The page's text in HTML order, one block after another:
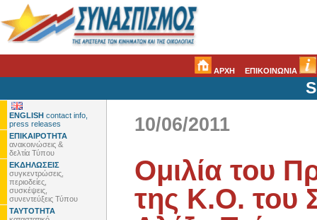
ΑΡΧΗ ΕΠΙΚΟΙΝΩΝΙΑ
ENGLISH contact info,
press releases
ΕΠΙΚΑΙΡΟΤΗΤΑ
ανακοινώσεις &
δελτία Τύπου
ΕΚΔΗΛΩΣΕΙΣ
συγκεντρώσεις,
περιοδείες,
συσκέψεις,
συνεντεύξεις Τύπου
ΤΑΥΤΟΤΗΤΑ
10/06/2011
Ομιλία του
της Κ.Ο. του